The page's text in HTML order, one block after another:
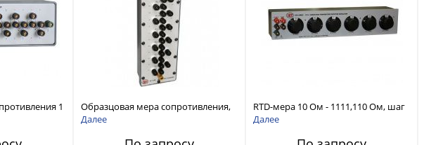
1
Образцовая мера сопротивления,
наполненные маслом, 1 Ом - 100
PPM + 0.1мкОм при параллельном
Далее
RTD-мера 10 Ом - 1111,110 Ом, шаг
1 мОм, погрешность 50 ppm
Далее